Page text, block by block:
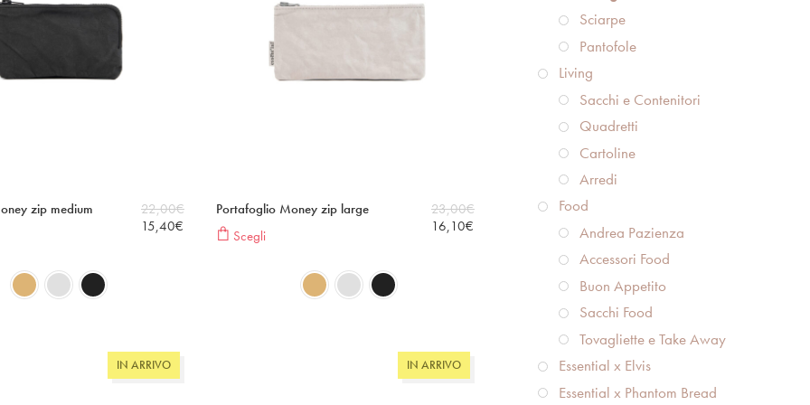
zip medium 22,00€
15,40€
Portafoglio Money zip large
Scegli
23,00€
16,10€
IN ARRIVO IN ARRIVO
Sciarpe
Pantofole
Living
Sacchi e Contenitori
Quadretti
Cartoline
Arredi
Food
Andrea Pazienza
Accessori Food
Buon Appetito
Sacchi Food
Tovagliette e Take Away
Essential x Elvis
Essential x Phantom Bread